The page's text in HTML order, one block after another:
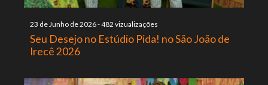
23 de Junho de 2026-482 vizualizações
Seu Desejo no Estúdio Pida! no São João de
Irecê 2026